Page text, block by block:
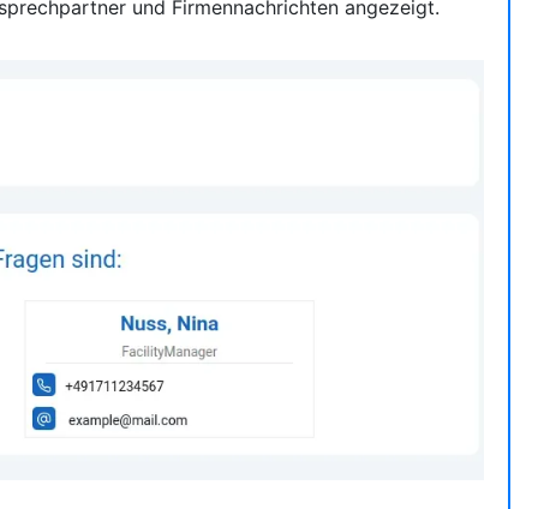
und Firmennachrichten angezeigt.